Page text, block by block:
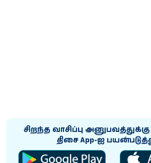
சிறந்த வாசிப்பு
திசை App-ஐ